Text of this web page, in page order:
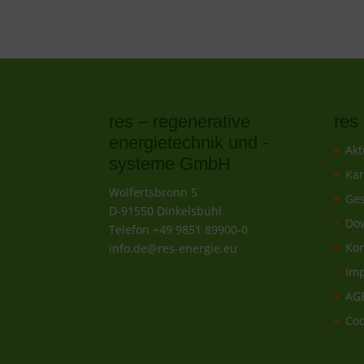
res – regenerative
energietechnik und -
systeme GmbH
Wolfertsbronn 5
D-91550 Dinkelsbühl
Telefon +49 9851 89900-0
info.de@res-energie.eu
res